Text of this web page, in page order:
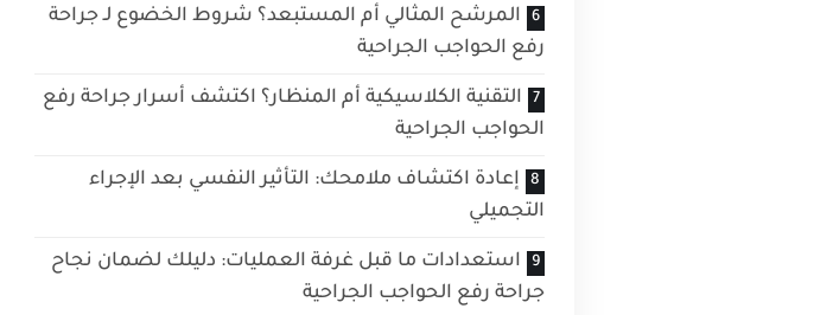
المرشح المثالي أم المستبعد؟ شروط الخضوع لـ جراحة
رفع الحواجب الجراحية
التقنية الكلاسيكية أم المنظار؟ اكتشف أسرار جراحة رفع
الحواجب الجراحية
إعادة اكتشاف ملامحك: التأثير النفسي بعد الإجراء
التجميلي
استعدادات ما قبل غرفة العمليات: دليلك لضمان نجاح
جراحة رفع الحواجب الجراحية